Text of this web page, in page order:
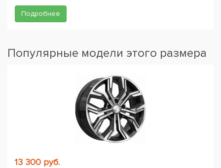
Подробнее
Популярные модели этого размера
13 300 руб.